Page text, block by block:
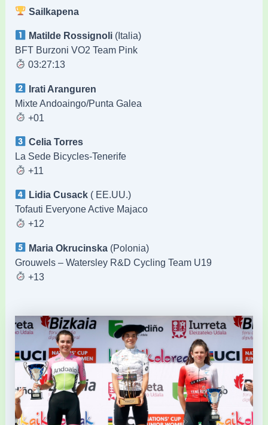
Sailkapena
Matilde Rossignoli(Italia)
BFT Burzoni VO2 Team Pink
03:27:13
Irati Aranguren
Mixte Andoaingo/Punta Galea
+01
Celia Torres
La Sede Bicycles-Tenerife
+11
Lidia Cusack( EE.UU.)
Tofauti Everyone Active Majaco
+12
Maria Okrucinska(Polonia)
Grouwels – Watersley R&D Cycling Team U19
+13